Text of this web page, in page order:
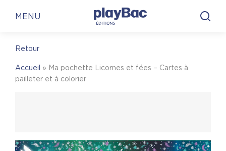
MENU
Retour
Accueil » Ma pochette Licornes et fées – Cartes à
pailleter et à colorier
En librairie En ligne
En librairie
Pour trouver une librairie où acheter
Panneau de gestion des cookies